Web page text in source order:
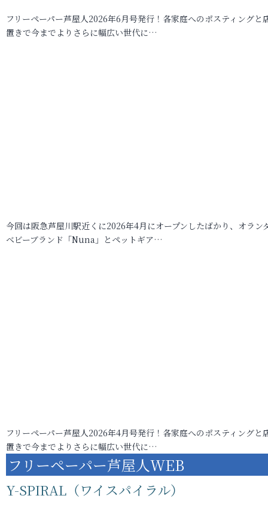
フリーペーパー芦屋人2026年6月号発行！各家庭へのポスティングと
置きで今までよりさらに幅広い世代に…
今回は阪急芦屋川駅近くに2026年4月にオープンしたばかり、オラン
ベビーブランド「Nuna」とペットギア…
フリーペーパー芦屋人2026年4月号発行！各家庭へのポスティングと
置きで今までよりさらに幅広い世代に…
フリーペーパー芦屋人WEB
Y-SPIRAL（ワイスパイラル）